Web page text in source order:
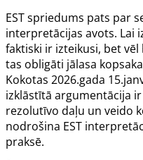
EST spriedums pats par
interpretācijas avots. Lai
faktiski ir izteikusi, bet vēl
tas obligāti jālasa
Kokotas 2026.gada
izklāstītā argumentācija
rezolutīvo daļu un veido
nodrošina EST
praksē.